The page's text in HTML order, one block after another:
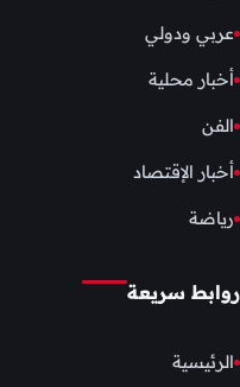
عربي ودولي
أخبار محلية
الفن
أخبار الإقتصاد
رياضة
روابط سريعة
الرئيسية